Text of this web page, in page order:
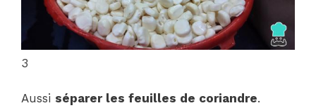
3
Aussi séparer les feuilles de coriandre.